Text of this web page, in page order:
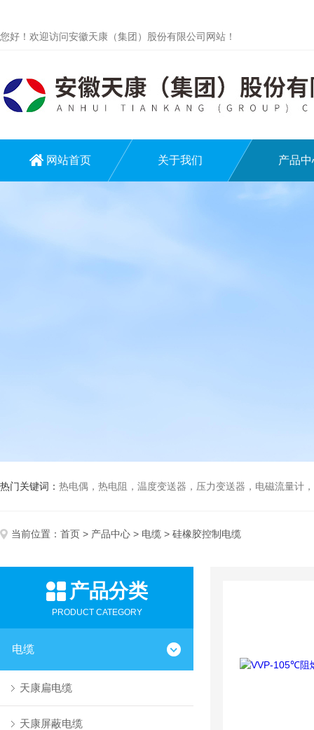
您好！欢迎访问安徽天康（集团）股份有限公司网站！
网站首页 关于我们 产品中
热门关键词： 热电偶，热电阻，温度变送器，压力变送器，电磁流量计，
当前位置： 首页 > 产品中心 > 电缆 > 硅橡胶控制电缆
产品分类
PRODUCT CATEGORY
电缆
天康扁电缆
天康屏蔽电缆